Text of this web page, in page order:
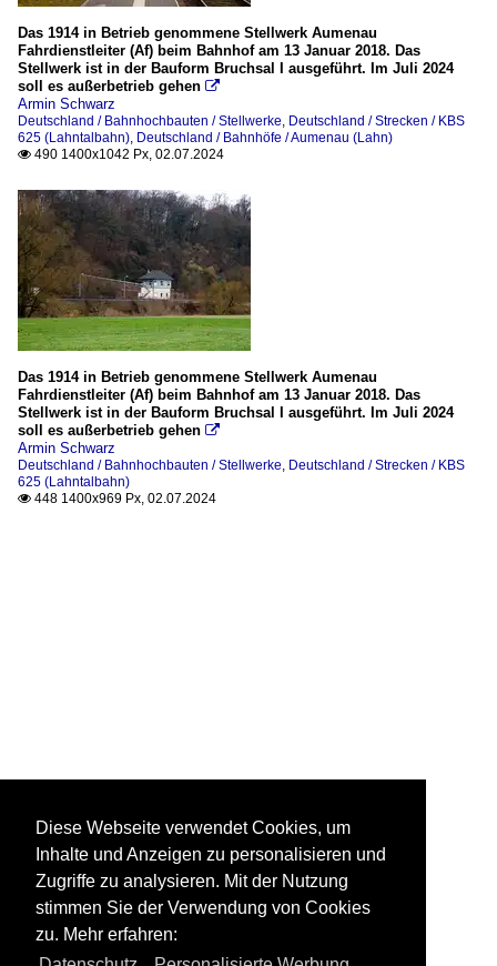
Das 1914 in Betrieb genommene Stellwerk Aumenau
Fahrdienstleiter (Af) beim Bahnhof am 13 Januar 2018. Das
Stellwerk ist in der Bauform Bruchsal I ausgeführt. Im Juli 2024
soll es außerbetrieb gehen 
Armin Schwarz
Deutschland / Bahnhochbauten / Stellwerke, Deutschland / Strecken / KBS
625 (Lahntalbahn), Deutschland / Bahnhöfe / Aumenau (Lahn)
 490 1400x1042 Px, 02.07.2024
Das 1914 in Betrieb genommene Stellwerk Aumenau
Fahrdienstleiter (Af) beim Bahnhof am 13 Januar 2018. Das
Stellwerk ist in der Bauform Bruchsal I ausgeführt. Im Juli 2024
soll es außerbetrieb gehen 
Armin Schwarz
Deutschland / Bahnhochbauten / Stellwerke, Deutschland / Strecken / KBS
625 (Lahntalbahn)
 448 1400x969 Px, 02.07.2024
Diese Webseite verwendet Cookies, um
Inhalte und Anzeigen zu personalisieren und
Zugriffe zu analysieren. Mit der Nutzung
stimmen Sie der Verwendung von Cookies
zu. Mehr erfahren: